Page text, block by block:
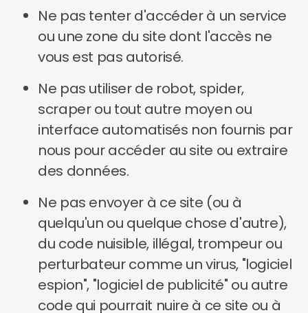
Ne pas tenter d'accéder à un service
ou une zone du site dont l'accès ne
vous est pas autorisé.
Ne pas utiliser de robot, spider,
scraper ou tout autre moyen ou
interface automatisés non fournis par
nous pour accéder au site ou extraire
des données.
Ne pas envoyer à ce site (ou à
quelqu'un ou quelque chose d'autre),
du code nuisible, illégal, trompeur ou
perturbateur comme un virus, "logiciel
espion", "logiciel de publicité" ou autre
code qui pourrait nuire à ce site ou à